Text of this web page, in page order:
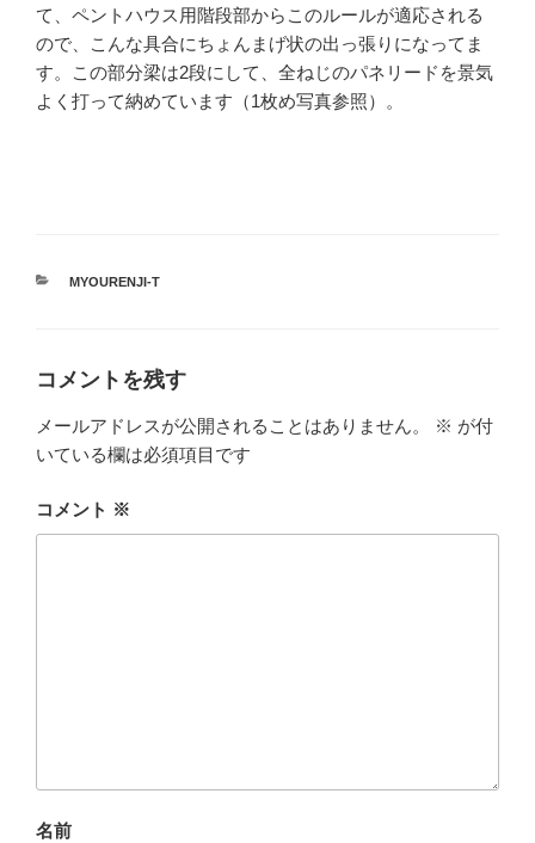
て、ペントハウス用階段部からこのルールが適応される
ので、こんな具合にちょんまげ状の出っ張りになってま
す。この部分梁は2段にして、全ねじのパネリードを景気
よく打って納めています（1枚め写真参照）。
カ
ー
MYOURENJI-T
コメントを残す
メールアドレスが公開されることはありません。 ※ が付
いている欄は必須項目です
コメント ※
名前